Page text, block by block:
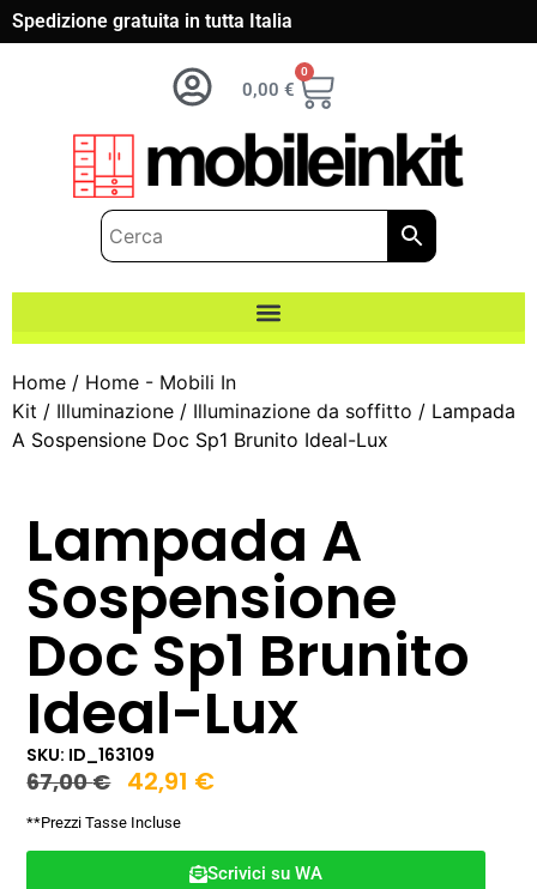
Spedizione gratuita in tutta Italia
0,00 €
0
Home / Home - Mobili In
Kit / Illuminazione / Illuminazione da soffitto / Lampada
A Sospensione Doc Sp1 Brunito Ideal-Lux
Lampada A
Sospensione
Doc Sp1 Brunito
Ideal-Lux
SKU: ID_163109
67,00€ 42,91 €
**Prezzi Tasse Incluse
Scrivici su WA